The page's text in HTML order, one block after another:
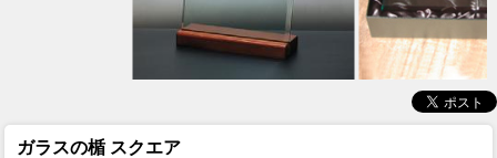
ガラスの楯 スクエア